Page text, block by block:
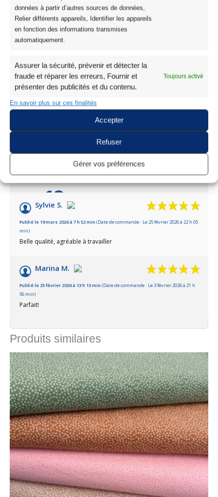
données à partir d’autres sources de données,
Relier différents appareils, Identifier les appareils
en fonction des informations transmises
automatiquement.
Assurer la sécurité, prévenir et détecter la
fraude et réparer les erreurs, Fournir et
présenter des publicités et du contenu.
Toujours activé
En savoir plus sur ces finalités
Accepter
Refuser
Gérer vos préférences
Tissu Simili Cuir
Tissu Simili Cuir d’Ameublement Ignifugé 450g/m² Doublé
AVIS À PROPOS DU PRODUIT
VOIR L'ATTESTATION
10/10
Basé sur 2 avis
Sylvie S.
Publié le 19 mars 2026 à 7 h 52 min (Date de commande : Le 25 février 2026 à 22 h 05
min)
Belle qualité, agréable à travailler
Marina M.
Publié le 25 février 2026 à 13 h 13 min (Date de commande : Le 3 février 2026 à 21 h
56 min)
Parfait!
Produits similaires